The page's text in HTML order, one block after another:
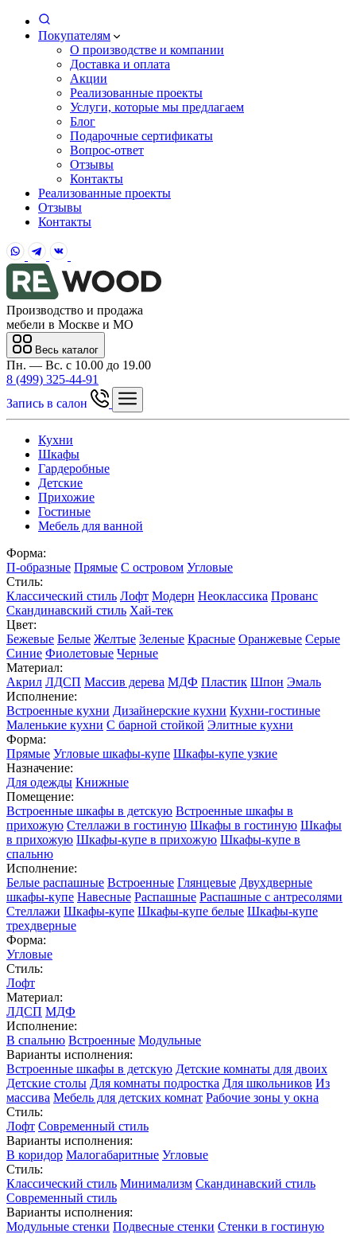
Покупателям
О производстве и компании
Доставка и оплата
Акции
Реализованные проекты
Услуги, которые мы предлагаем
Блог
Подарочные сертификаты
Вопрос-ответ
Отзывы
Контакты
Реализованные проекты
Отзывы
Контакты
Производство и продажа
мебели в Москве и МО
Весь каталог
Пн. — Вс. с 10.00 до 19.00
8 (499) 325-44-91
Запись в салон
Кухни
Шкафы
Гардеробные
Детские
Прихожие
Гостиные
Мебель для ванной
Форма:
П-образные Прямые С островом Угловые
Стиль:
Классический стиль Лофт Модерн Неоклассика Прованс
Скандинавский стиль Хай-тек
Цвет:
Бежевые Белые Желтые Зеленые Красные Оранжевые Серые
Синие Фиолетовые Черные
Материал:
Акрил ЛДСП Массив дерева МДФ Пластик Шпон Эмаль
Исполнение:
Встроенные кухни Дизайнерские кухни Кухни-гостиные
Маленькие кухни С барной стойкой Элитные кухни
Форма:
Прямые Угловые шкафы-купе Шкафы-купе узкие
Назначение:
Для одежды Книжные
Помещение:
Встроенные шкафы в детскую Встроенные шкафы в
прихожую Стеллажи в гостиную Шкафы в гостиную Шкафы
в прихожую Шкафы-купе в прихожую Шкафы-купе в
спальню
Исполнение:
Белые распашные Встроенные Глянцевые Двухдверные
шкафы-купе Навесные Распашные Распашные с антресолями
Стеллажи Шкафы-купе Шкафы-купе белые Шкафы-купе
трехдверные
Форма:
Угловые
Стиль:
Лофт
Материал:
ЛДСП МДФ
Исполнение:
В спальню Встроенные Модульные
Варианты исполнения:
Встроенные шкафы в детскую Детские комнаты для двоих
Детские столы Для комнаты подростка Для школьников Из
массива Мебель для детских комнат Рабочие зоны у окна
Стиль:
Лофт Современный стиль
Варианты исполнения:
В коридор Малогабаритные Угловые
Стиль:
Классический стиль Минимализм Скандинавский стиль
Современный стиль
Варианты исполнения:
Модульные стенки Подвесные стенки Стенки в гостиную